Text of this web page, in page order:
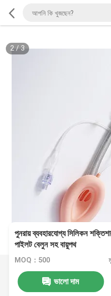
2/ 3
পুনরায় ব্যবহারযোগ্য সিলিকন
পাইলট বেলুন সহ বায়ুপথ
MOQ：500
ভালো দাম